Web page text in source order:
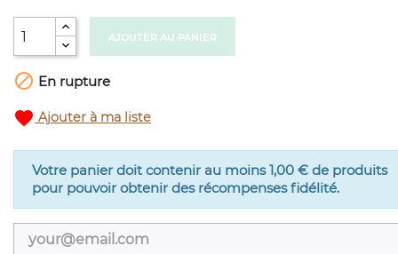
AJOUTER AU PANIER
 En rupture
favorite Ajouter à ma liste
Votre panier doit contenir au moins 1,00 € de produits
pour pouvoir obtenir des récompenses fidélité.